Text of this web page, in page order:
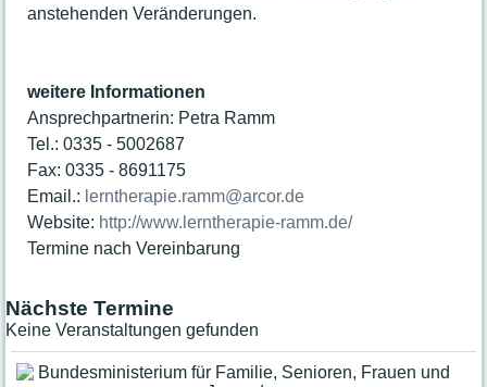
anstehenden Veränderungen.
weitere Informationen
Ansprechpartnerin: Petra Ramm
Tel.: 0335 - 5002687
Fax: 0335 - 8691175
Email.: lerntherapie.ramm@arcor.de
Website: http://www.lerntherapie-ramm.de/
Termine nach Vereinbarung
Nächste Termine
Keine Veranstaltungen gefunden